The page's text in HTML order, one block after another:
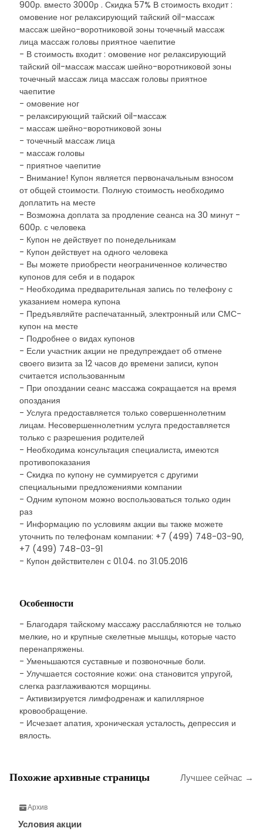
900р. вместо 3000р . Скидка 57% В стоимость входит :
омовение ног релаксирующий тайский oil-массаж
массаж шейно-воротниковой зоны точечный массаж
лица массаж головы приятное чаепитие
- В стоимость входит : омовение ног релаксирующий
тайский oil-массаж массаж шейно-воротниковой зоны
точечный массаж лица массаж головы приятное
чаепитие
- омовение ног
- релаксирующий тайский oil-массаж
- массаж шейно-воротниковой зоны
- точечный массаж лица
- массаж головы
- приятное чаепитие
- Внимание! Купон является первоначальным взносом
от общей стоимости. Полную стоимость необходимо
доплатить на месте
- Возможна доплата за продление сеанса на 30 минут -
600р. с человека
- Купон не действует по понедельникам
- Купон действует на одного человека
- Вы можете приобрести неограниченное количество
купонов для себя и в подарок
- Необходима предварительная запись по телефону с
указанием номера купона
- Предъявляйте распечатанный, электронный или СМС-
купон на месте
- Подробнее о видах купонов
- Если участник акции не предупреждает об отмене
своего визита за 12 часов до времени записи, купон
считается использованным
- При опоздании сеанс массажа сокращается на время
опоздания
- Услуга предоставляется только совершеннолетним
лицам. Несовершеннолетним услуга предоставляется
только с разрешения родителей
- Необходима консультация специалиста, имеются
противопоказания
- Скидка по купону не суммируется с другими
специальными предложениями компании
- Одним купоном можно воспользоваться только один
раз
- Информацию по условиям акции вы также можете
уточнить по телефонам компании: +7 (499) 748-03-90,
+7 (499) 748-03-91
- Купон действителен с 01.04. по 31.05.2016
Особенности
- Благодаря тайскому массажу расслабляются не только
мелкие, но и крупные скелетные мышцы, которые часто
перенапряжены.
- Уменьшаются суставные и позвоночные боли.
- Улучшается состояние кожи: она становится упругой,
слегка разглаживаются морщины.
- Активизируется лимфодренаж и капиллярное
кровообращение.
- Исчезает апатия, хроническая усталость, депрессия и
вялость.
Похожие архивные страницы Лучшее сейчас →
Архив
Условия акции